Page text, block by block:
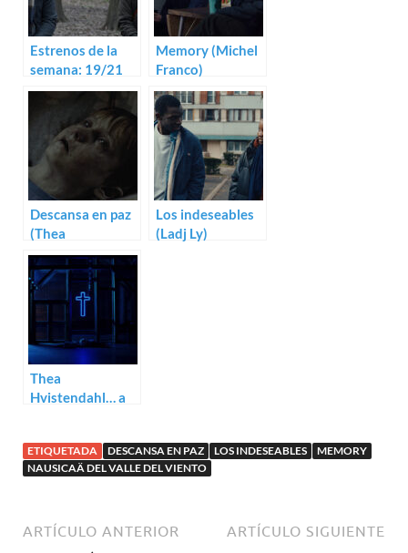
Estrenos de la
semana: 19/21
de junio (2024)
Memory (Michel
Franco)
Descansa en paz
(Thea
Hvistendahl)
Los indeseables
(Ladj Ly)
Thea
Hvistendahl… a
ETIQUETADA DESCANSA EN PAZ LOS INDESEABLES
MEMORY
NAUSICAÄ DEL VALLE DEL VIENTO
ARTÍCULO ANTERIOR ARTÍCULO SIGUIENTE